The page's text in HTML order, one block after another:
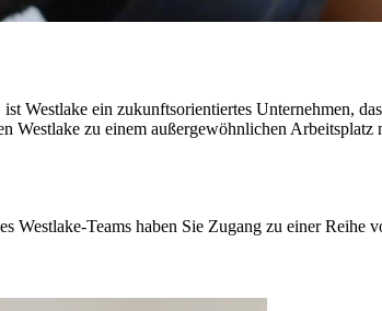
Westlake ein zukunftsorientiertes Unternehmen,
Westlake zu einem außergewöhnlichen Arbeitsplatz
Teams haben Sie Zugang zu einer Reihe